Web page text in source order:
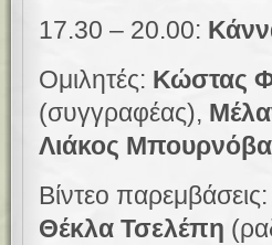
17.30 – 20.00:
Ομιλητές: Κώστας
(συγγραφέας),
Λιάκος
Βίντεο παρεμβάσεις:
Θέκλα Τσελέπη